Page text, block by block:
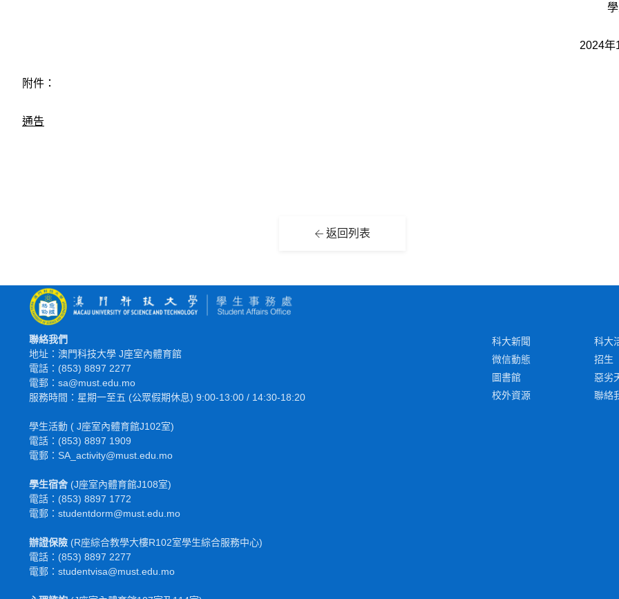
2024年
附件：
通告
返回列表
聯絡我們
地址：澳門科技大學 J座室內體育館
電話：(853) 8897 2277
電郵：sa@must.edu.mo
服務時間：星期一至五 (公眾假期休息) 9:00-13:00 / 14:30-18:20
學生活動 ( J座室內體育館J102室)
電話：(853) 8897 1909
電郵：SA_activity@must.edu.mo
學生宿舍 (J座室內體育館J108室)
電話：(853) 8897 1772
電郵 ：studentdorm@must.edu.mo
辦證保險 (R座綜合教學大樓R102室學生綜合服務中心)
電話：(853) 8897 2277
電郵：studentvisa@must.edu.mo
科大新聞
科大
微信動態
招生
圖書館
惡劣
校外資源
聯絡